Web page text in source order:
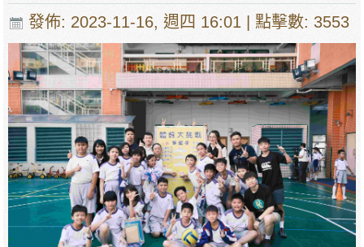
發佈: 2023-11-16, 週四 16:01 | 點擊數: 3553